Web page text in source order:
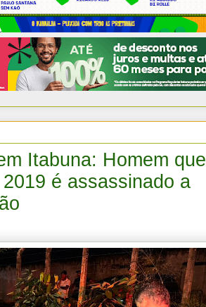
Itabuna: Homem que
é assassinado a